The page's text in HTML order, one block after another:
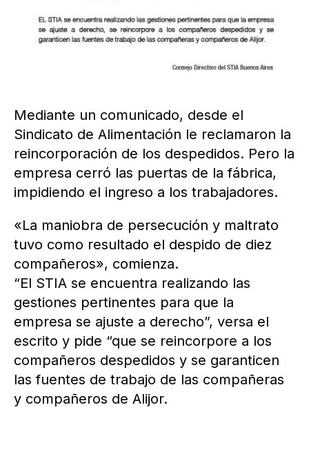
Mediante un comunicado, desde el
Sindicato de Alimentación le reclamaron la
reincorporación de los despedidos. Pero la
empresa cerró las puertas de la fábrica,
impidiendo el ingreso a los trabajadores.
«La maniobra de persecución y maltrato
tuvo como resultado el despido de diez
compañeros», comienza.
“El STIA se encuentra realizando las
gestiones pertinentes para que la
empresa se ajuste a derecho”, versa el
escrito y pide “que se reincorpore a los
compañeros despedidos y se garanticen
las fuentes de trabajo de las compañeras
y compañeros de Alijor.